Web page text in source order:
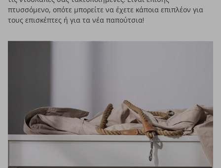
πτυσσόμενο, οπότε μπορείτε να έχετε κάποια επιπλέον για
τους επισκέπτες ή για τα νέα παπούτσια!